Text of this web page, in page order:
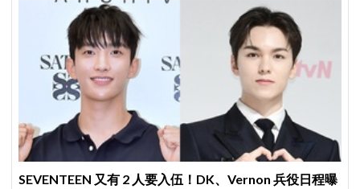
SEVENTEEN 又有 2 人要入伍！DK、Vernon 兵役日程曝